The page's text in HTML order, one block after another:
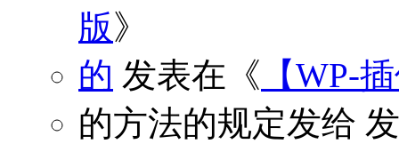
版》
的 发表在《 【WP-
的方法的规定发给